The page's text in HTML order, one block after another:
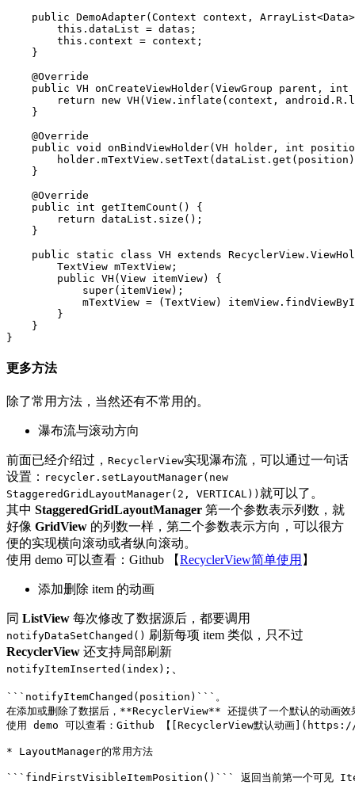
public DemoAdapter(Context context , ArrayList<Data>
this . dataList = datas ;
this . context = context ;
}
@Override
public VH onCreateViewHolder(ViewGroup parent ,
int
return
new VH (View . inflate ( context , android . R .
}
@Override
public void onBindViewHolder(VH holder , int
holder . mTextView . setText (dataList . get ( position
}
@Override
public
int getItemCount ()
{
return dataList . size ();
}
public
static class VH extends RecyclerView .
TextView mTextView ;
public VH (View itemView)
{
super( itemView);
mTextView = (TextView) itemView .
}
}
}
更多方法
除了常用方法，当然还有不常用的。
瀑布流与滚动方向
前面已经介绍过， RecyclerView实现瀑布流，可以通过一句话
设置： recycler.setLayoutManager(new
StaggeredGridLayoutManager(2, VERTICAL)) 就可以了。
其中 StaggeredGridLayoutManager 第一个参数表示列数，就
好像 GridView 的列数一样，第二个参数表示方向，可以很方
便的实现横向滚动或者纵向滚动。
使用 demo 可以查看：Github 【RecyclerView简单使用 】
添加删除 item 的动画
同 ListView 每次修改了数据源后，都要调用
notifyDataSetChanged() 刷新每项 item 类似，只不过
RecyclerView 还支持局部刷新
notifyItemInserted(index);
```notifyItemChanged(position)```。
在添加或删除了数据后，**RecyclerView** 还提供了一个默认的
使用 demo 可以查看：Github 【[RecyclerView默认动画
* LayoutManager的常用方法
```findFirstVisibleItemPosition()``` 返回当前第一个可见